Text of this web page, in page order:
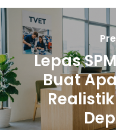
Lepas
Buat